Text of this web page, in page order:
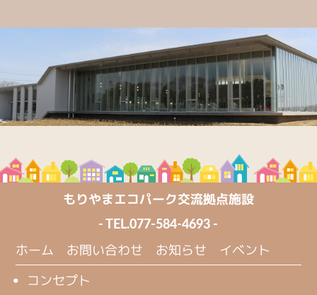
もりやまエコパーク交流拠点施設
- TEL.077-584-4693 -
ホーム お問い合わせ お知らせ イベント
コンセプト